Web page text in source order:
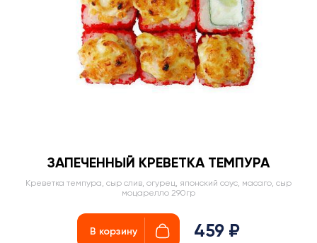
ЗАПЕЧЕННЫЙ КРЕВЕТКА ТЕМПУРА
Креветка темпура, сыр слив, огурец, японский соус, масаго, сыр
моцарелло 290гр
В корзину 459 ₽